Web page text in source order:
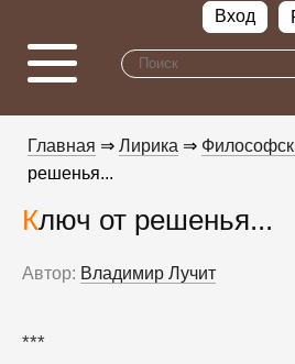
Вход
Главная ⇒ Лирика ⇒
решенья...
Ключ от решенья...
Автор: Владимир Лучит
***